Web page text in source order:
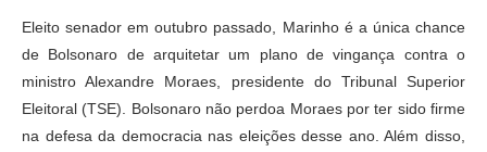
Eleito senador em outubro passado, Marinho é a única chance
de Bolsonaro de arquitetar um plano de vingança contra o
ministro Alexandre Moraes, presidente do Tribunal Superior
Eleitoral (TSE). Bolsonaro não perdoa Moraes por ter sido firme
na defesa da democracia nas eleições desse ano. Além disso,